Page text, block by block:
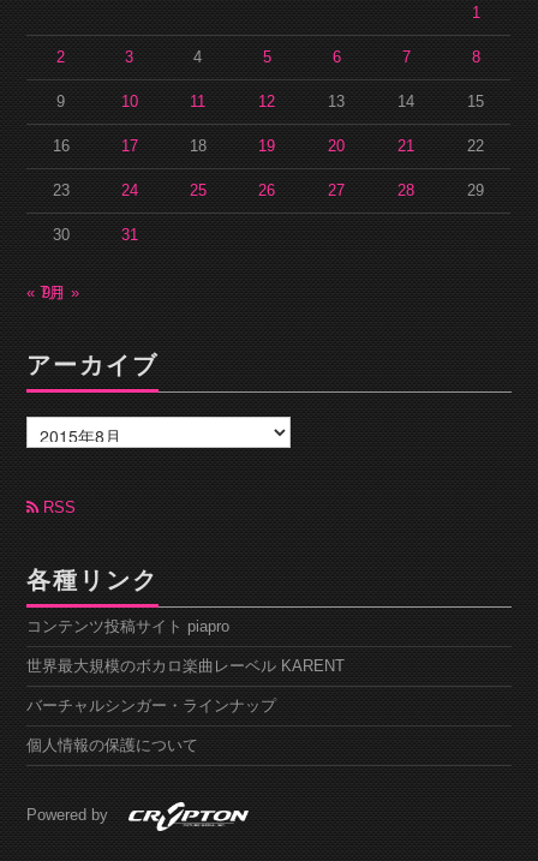
1
2 3 4 5 6 7 8
9 10 11 12 13 14 15
16 17 18 19 20 21 22
23 24 25 26 27 28 29
30 31
« 7月9月 »
アーカイブ
ー
カ
ブ RSS
各種リンク
コンテンツ投稿サイト piapro
世界最大規模のボカロ楽曲レーベル KARENT
バーチャルシンガー・ラインナップ
個人情報の保護について
Powered by